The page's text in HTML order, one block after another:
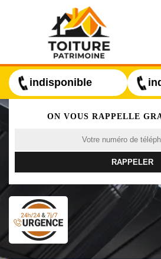
indisponible
ON VOUS RAPPELLE